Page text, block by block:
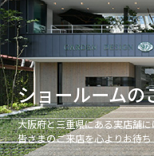
ショールームの
大阪府と三重県にある実店舗
皆さまのご来店を心よりお待ち